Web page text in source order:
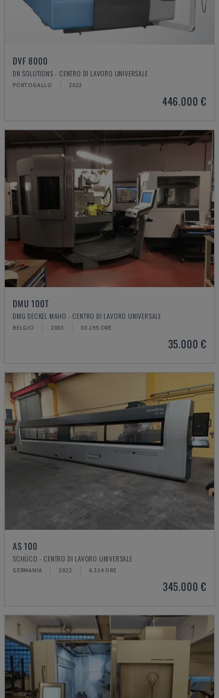
DVF 8000
DN SOLUTIONS - CENTRO DI LAVORO UNIVERSALE
PORTOGALLO 2022
446.000 €
DMU 100T
DMG DECKEL MAHO - CENTRO DI LAVORO UNIVERSALE
BELGIO 2003 30.195 ORE
35.000 €
AS 100
SCHÜCO - CENTRO DI LAVORO UNIVERSALE
GERMANIA 2022 6.314 ORE
345.000 €